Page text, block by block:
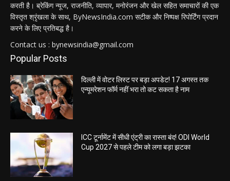
करती है। ब्रेकिंग न्यूज, राजनीति, व्यापार, मनोरंजन और खेल सहित समाचारों की एक
विस्तृत श्रृंखला के साथ, ByNewsIndia.com सटीक और निष्पक्ष रिपोर्टिंग प्रदान
करने के लिए प्रतिबद्ध है।
Contact us : bynewsindia@gmail.com
Popular Posts
दिल्ली में वोटर लिस्ट पर बड़ा अपडेट! 17 अगस्त तक
एन्यूमरेशन फॉर्म नहीं भरा तो कट सकता है नाम
ICC टूर्नामेंट में सीधी एंट्री का रास्ता बंद! ODI World
Cup 2027 से पहले टीम को लगा बड़ा झटका